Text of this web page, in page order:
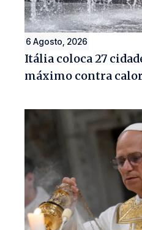
6 Agosto, 2026
Itália coloca 27
máximo contra calor